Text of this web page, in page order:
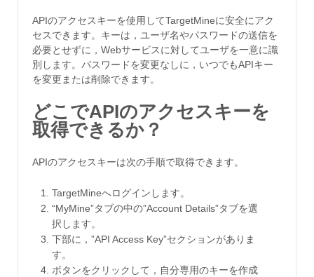
APIのアクセスキーを使用してTargetMineに安全にアク
セスできます。キーは，ユーザ名やパスワードの送信を
必要とせずに，Webサービスに対してユーザを一意に識
別します。パスワードを変更なしに，いつでもAPIキー
を変更または削除できます。
どこでAPIのアクセスキーを
取得できるか？
APIのアクセスキーは次の手順で取得できます。
TargetMineへログインします。
“MyMine”タブの中の”Account Details”タブを選
択します。
下部に，”API Access Key”セクションがありま
す。
ボタンをクリックして，自分専用のキーを作成